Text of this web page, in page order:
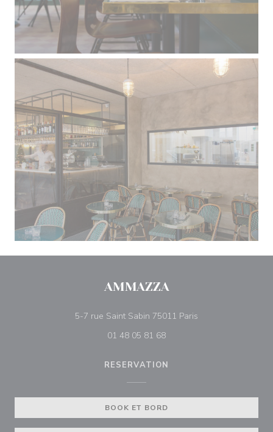
AMMAZZA
5-7 rue Saint Sabin 75011 Paris
01 48 05 81 68
RESERVATION
BOOK ET BORD